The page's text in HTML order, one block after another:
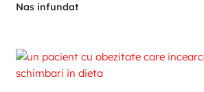
Nas infundat